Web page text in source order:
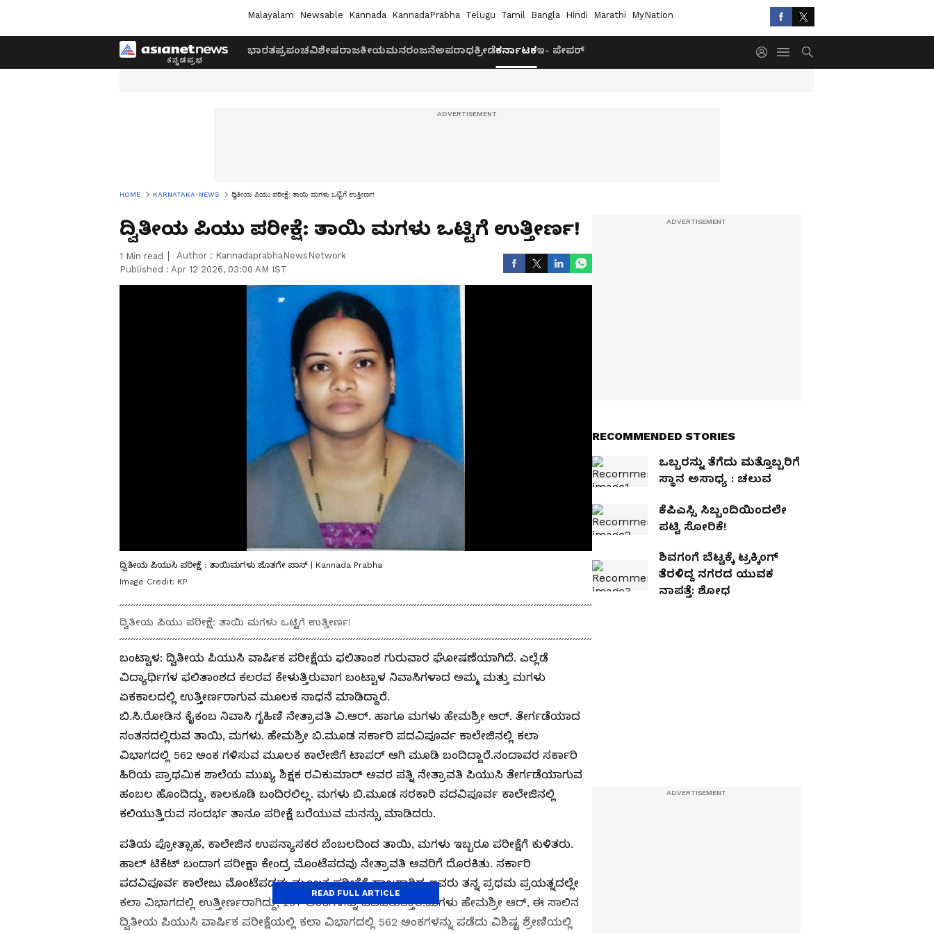
Malayalam Newsable Kannada KannadaPrabha Telugu Tamil Bangla Hindi Marathi MyNation
ಭಾರತಪ್ರಪಂಚವಿಶೇಷರಾಜಕೀಯಮನರಂಜನೆಅಪರಾಧಕ್ರೀಡೆಕರ್ನಾಟಕಇ- ಪೇಪರ್
HOME KARNATAKA-NEWS ದ್ವಿತೀಯ ಪಿಯು ಪರೀಕ್ಷೆ: ತಾಯಿ ಮಗಳು ಒಟ್ಟಿಗೆ ಉತ್ತೀರ್ಣ!
ದ್ವಿತೀಯ ಪಿಯು ಪರೀಕ್ಷೆ: ತಾಯಿ ಮಗಳು ಒಟ್ಟಿಗೆ ಉತ್ತೀರ್ಣ!
1 Min read Author : KannadaprabhaNewsNetwork
Published : Apr 12 2026, 03:00 AM IST
ದ್ವಿತೀಯ ಪಿಯುಸಿ ಪರೀಕ್ಷೆ : ತಾಯಿಮಗಳು ಜೊತಗೇ ಪಾಸ್ | Kannada Prabha
Image Credit: KP
ದ್ವಿತೀಯ ಪಿಯು ಪರೀಕ್ಷೆ: ತಾಯಿ ಮಗಳು ಒಟ್ಟಿಗೆ ಉತ್ತೀರ್ಣ!
ಬಂಟ್ವಾಳ: ದ್ವಿತೀಯ ಪಿಯುಸಿ ವಾರ್ಷಿಕ ಪರೀಕ್ಷೆಯ ಫಲಿತಾಂಶ ಗುರುವಾರ ಘೋಷಣೆಯಾಗಿದೆ. ಎಲ್ಲೆಡೆ
ವಿದ್ಯಾರ್ಥಿಗಳ ಫಲಿತಾಂಶದ ಕಲರವ ಕೇಳುತ್ತಿರುವಾಗ ಬಂಟ್ವಾಳ ನಿವಾಸಿಗಳಾದ ಅಮ್ಮ ಮತ್ತು ಮಗಳು
ಏಕಕಾಲದಲ್ಲಿ ಉತ್ತೀರ್ಣರಾಗುವ ಮೂಲಕ ಸಾಧನೆ ಮಾಡಿದ್ದಾರೆ.
ಬಿ.ಸಿ.ರೋಡಿನ ಕೈಕಂಬ ನಿವಾಸಿ ಗೃಹಿಣಿ ನೇತ್ರಾವತಿ ವಿ.ಆರ್. ಹಾಗೂ ಮಗಳು ಹೇಮಶ್ರೀ ಆರ್. ತೇರ್ಗಡೆಯಾದ
ಸಂತಸದಲ್ಲಿರುವ ತಾಯಿ, ಮಗಳು. ಹೇಮಶ್ರೀ ಬಿ.ಮೂಡ ಸರ್ಕಾರಿ ಪದವಿಪೂರ್ವ ಕಾಲೇಜಿನಲ್ಲಿ ಕಲಾ
ವಿಭಾಗದಲ್ಲಿ 562 ಅಂಕ ಗಳಿಸುವ ಮೂಲಕ ಕಾಲೇಜಿಗೆ ಟಾಪರ್ ಆಗಿ ಮೂಡಿ ಬಂದಿದ್ದಾರೆ.ನಂದಾವರ ಸರ್ಕಾರಿ
ಹಿರಿಯ ಪ್ರಾಥಮಿಕ ಶಾಲೆಯ ಮುಖ್ಯ ಶಿಕ್ಷಕ ರವಿಕುಮಾರ್ ಅವರ ಪತ್ನಿ ನೇತ್ರಾವತಿ ಪಿಯುಸಿ ತೇರ್ಗಡೆಯಾಗುವ
ಹಂಬಲ ಹೊಂದಿದ್ದು, ಕಾಲಕೂಡಿ ಬಂದಿರಲಿಲ್ಲ. ಮಗಳು ಬಿ.ಮೂಡ ಸರಕಾರಿ ಪದವಿಪೂರ್ವ ಕಾಲೇಜಿನಲ್ಲಿ
ಕಲಿಯುತ್ತಿರುವ ಸಂದರ್ಭ ತಾನೂ ಪರೀಕ್ಷೆ ಬರೆಯುವ ಮನಸ್ಸು ಮಾಡಿದರು.
ಪತಿಯ ಪ್ರೋತ್ಸಾಹ, ಕಾಲೇಜಿನ ಉಪನ್ಯಾಸಕರ ಬೆಂಬಲದಿಂದ ತಾಯಿ, ಮಗಳು ಇಬ್ಬರೂ ಪರೀಕ್ಷೆಗೆ ಕುಳಿತರು.
ಹಾಲ್ ಟಿಕೆಟ್ ಬಂದಾಗ ಪರೀಕ್ಷಾ ಕೇಂದ್ರ ಮೊಂಟೆಪದವು ನೇತ್ರಾವತಿ ಅವರಿಗೆ ದೊರಕಿತು. ಸರ್ಕಾರಿ
ಪದವಿಪೂರ್ವ ಕಾಲೇಜು ಮೊಂಟೆಪದವು ಮೂಲಕ ಪರೀಕ್ಷೆಗೆ ಹಾಜರಾಗಿದ್ದ ಇವರು ತನ್ನ ಪ್ರಥಮ ಪ್ರಯತ್ನದಲ್ಲೇ
ಕಲಾ ವಿಭಾಗದಲ್ಲಿ ಉತ್ತೀರ್ಣರಾಗಿದ್ದು, 257 ಅಂಕಗಳನ್ನು ಪಡೆದಿರುತ್ತಾರೆ.ಮಗಳು ಹೇಮಶ್ರೀ ಆರ್, ಈ ಸಾಲಿನ
ದ್ವಿತೀಯ ಪಿಯುಸಿ ವಾರ್ಷಿಕ ಪರೀಕ್ಷೆಯಲ್ಲಿ ಕಲಾ ವಿಭಾಗದಲ್ಲಿ 562 ಅಂಕಗಳನ್ನು ಪಡೆದು ವಿಶಿಷ್ಟ ಶ್ರೇಣಿಯಲ್ಲಿ
READ FULL ARTICLE
RECOMMENDED STORIES
ಒಬ್ಬರನ್ನು ತೆಗೆದು ಮತ್ತೊಬ್ಬರಿಗೆ
ಸ್ಥಾನ ಅಸಾಧ್ಯ : ಚಲುವ
ಕೆಪಿಎಸ್ಸಿ ಸಿಬ್ಬಂದಿಯಿಂದಲೇ
ಪಟ್ಟಿ ಸೋರಿಕೆ!
ಶಿವಗಂಗೆ ಬೆಟ್ಟಕ್ಕೆ ಟ್ರಕ್ಕಿಂಗ್
ತೆರಳಿದ್ದ ನಗರದ ಯುವಕ
ನಾಪತ್ತೆ: ಶೋಧ